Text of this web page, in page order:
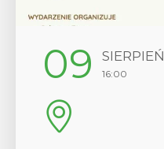
12 17:00